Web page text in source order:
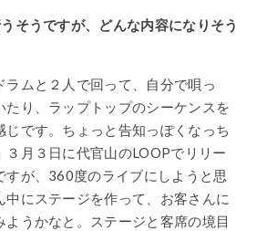
そうですが、どんな内容になりそう
ラムと２人で回って、自分で唄っ
たり、ラップトップのシーケンスを
です。ちょっと告知っぽくなっち
３月３日に代官山のLOOPでリリー
すが、360度のライブにしようと思
中にステージを作って、お客さんに
ようかなと。ステージと客席の境目